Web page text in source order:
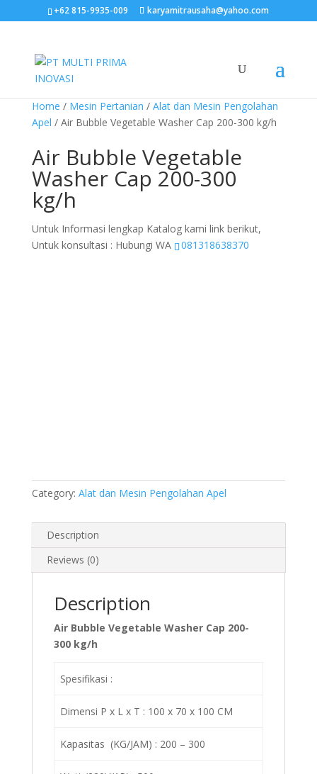
+62 815-9935-009 karyamitrausaha@yahoo.com
Home / Mesin Pertanian / Alat dan Mesin Pengolahan
Apel / Air Bubble Vegetable Washer Cap 200-300 kg/h
Air Bubble Vegetable
Washer Cap 200-300
kg/h
Untuk Informasi lengkap Katalog kami link berikut,
Untuk konsultasi : Hubungi WA
081318638370
Category: Alat dan Mesin Pengolahan Apel
Description
Reviews (0)
Description
Air Bubble Vegetable Washer Cap 200-
300 kg/h
Spesifikasi :
Dimensi P x L x T : 100 x 70 x 100 CM
Kapasitas (KG/JAM) : 200 – 300